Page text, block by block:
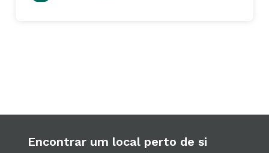
Encontrar um local perto de si